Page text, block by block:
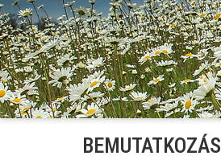
BEMUTATKOZÁS